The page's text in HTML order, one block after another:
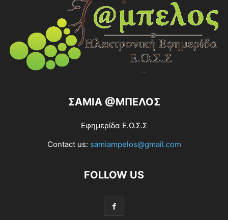
ΣΑΜΙΑ @ΜΠΕΛΟΣ
Εφημερίδα Ε.Ο.Σ.Σ
Contact us: samiampelos@gmail.com
FOLLOW US